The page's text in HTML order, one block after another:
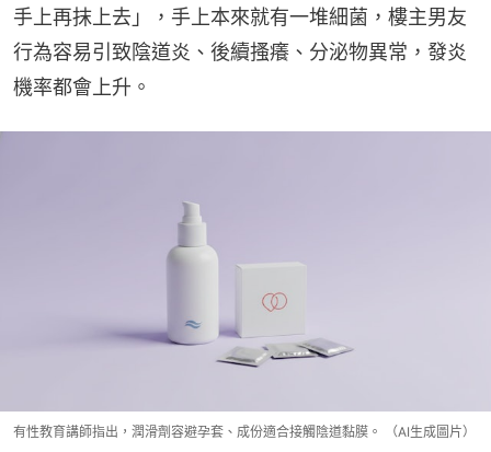
手上再抹上去」，手上本來就有一堆細菌，樓主男友
行為容易引致陰道炎、後續搔癢、分泌物異常，發炎
機率都會上升。
有性教育講師指出，潤滑劑容避孕套、成份適合接觸陰道黏膜。 （AI生成圖片）